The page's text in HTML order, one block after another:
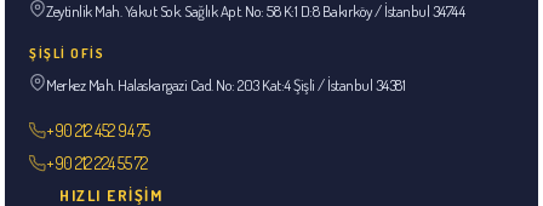
Zeytinlik Mah. Yakut Sok. Sağlık Apt. No: 58 K:1 D:8 Bakırköy / İstanbul 34744
ŞİŞLİ OFİS
Merkez Mah. Halaskargazi Cad. No: 203 Kat:4 Şişli / İstanbul 34381
+90 212 452 94 75
+90 212 224 55 72
HIZLI ERIŞIM